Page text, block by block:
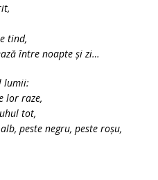
tind,
între noapte și zi…
lumii:
lor raze,
tot,
peste negru, peste roșu,